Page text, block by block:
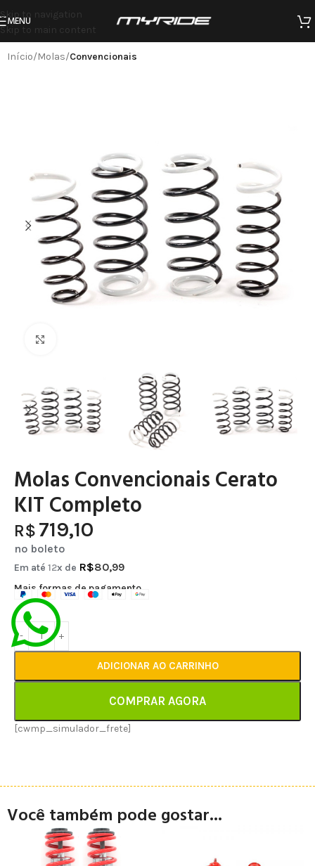
Skip to navigation
Skip to main content
MENU
Início Molas Convencionais
Molas Convencionais Cerato
KIT Completo
R$ 719,10
no boleto
Em até 12x de R$80,99
Mais formas de pagamento
ADICIONAR AO CARRINHO
COMPRAR AGORA
[cwmp_simulador_frete]
Você também pode gostar...